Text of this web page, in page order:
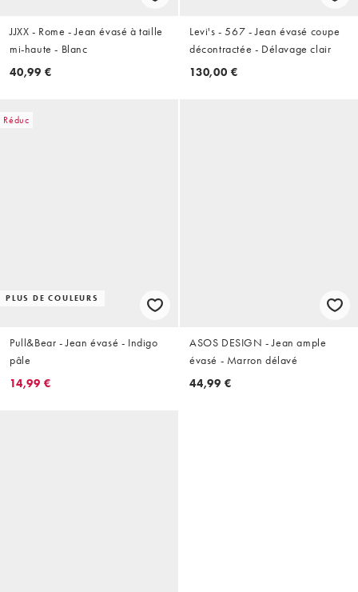
JJXX - Rome - Jean évasé à taille
mi-haute - Blanc
40,99 €
Levi's - 567 - Jean évasé coupe
décontractée - Délavage clair
130,00 €
Réduc
PLUS DE COULEURS
Pull&Bear - Jean évasé - Indigo
pâle
14,99 €
ASOS DESIGN - Jean ample
évasé - Marron délavé
44,99 €